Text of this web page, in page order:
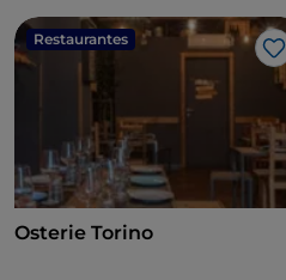
Restaurantes
Osterie Torino